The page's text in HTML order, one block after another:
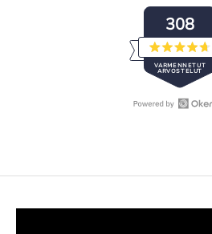
308
VARMENNETUT
ARVOSTELUT
4.7
5
tähteä
tähteä